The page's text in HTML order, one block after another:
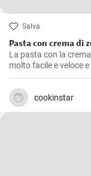
Salva
Pasta con crema di
La pasta con la
molto facile e veloce
piatto è tanto
ai pomodorini e
cookinstar